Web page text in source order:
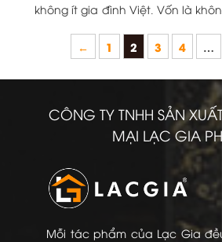
không ít gia đình Việt. Vốn là
← 1 2 3 4
CÔNG TY TNHH SẢN
MẠI LẠC GIA
Mỗi tác phẩm của Lạc Gia